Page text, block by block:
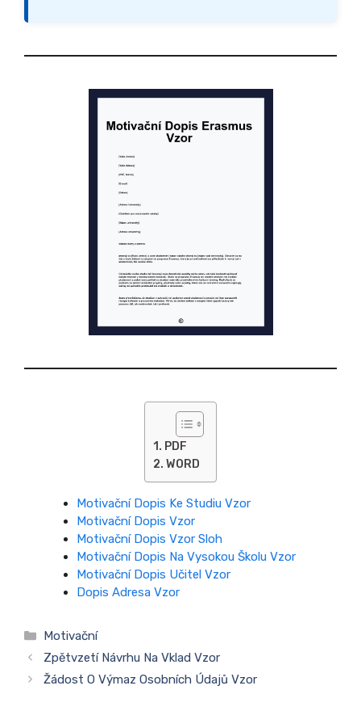
PDF
WORD
Motivační Dopis Ke Studiu Vzor
Motivační Dopis Vzor
Motivační Dopis Vzor Sloh
Motivační Dopis Na Vysokou Školu Vzor
Motivační Dopis Učitel Vzor
Dopis Adresa Vzor
Rubriky
Motivační
Zpětvzetí Návrhu Na Vklad Vzor
Žádost O Výmaz Osobních Údajů Vzor